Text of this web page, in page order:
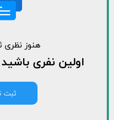
هنوز
اولین نفری
ثبت